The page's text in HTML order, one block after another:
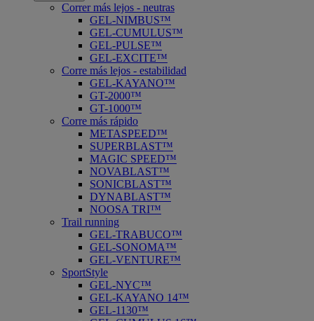
Correr más lejos - neutras
GEL-NIMBUS™
GEL-CUMULUS™
GEL-PULSE™
GEL-EXCITE™
Corre más lejos - estabilidad
GEL-KAYANO™
GT-2000™
GT-1000™
Corre más rápido
METASPEED™
SUPERBLAST™
MAGIC SPEED™
NOVABLAST™
SONICBLAST™
DYNABLAST™
NOOSA TRI™
Trail running
GEL-TRABUCO™
GEL-SONOMA™
GEL-VENTURE™
SportStyle
GEL-NYC™
GEL-KAYANO 14™
GEL-1130™